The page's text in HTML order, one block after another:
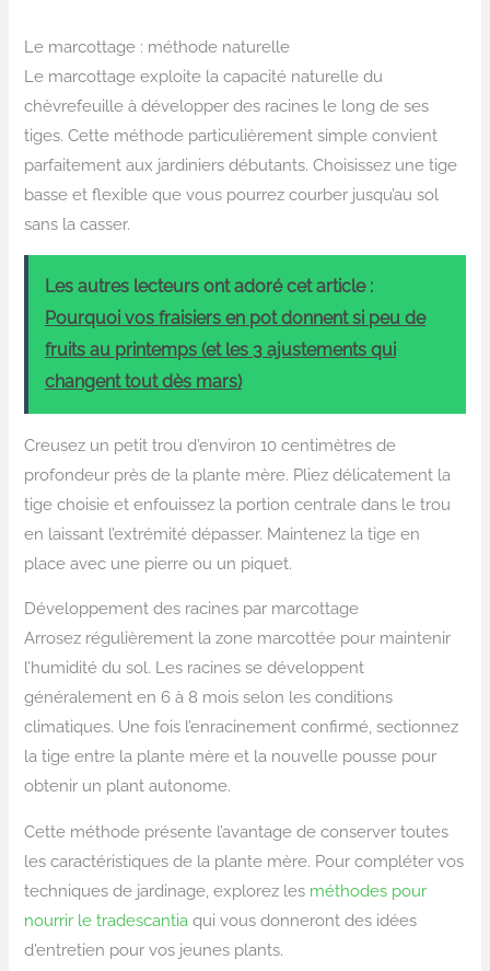
Le marcottage : méthode naturelle
Le marcottage exploite la capacité naturelle du
chèvrefeuille à développer des racines le long de ses
tiges. Cette méthode particulièrement simple convient
parfaitement aux jardiniers débutants. Choisissez une tige
basse et flexible que vous pourrez courber jusqu’au sol
sans la casser.
Les autres lecteurs ont adoré cet article :
Pourquoi vos fraisiers en pot donnent si peu de
fruits au printemps (et les 3 ajustements qui
changent tout dès mars)
Creusez un petit trou d’environ 10 centimètres de
profondeur près de la plante mère. Pliez délicatement la
tige choisie et enfouissez la portion centrale dans le trou
en laissant l’extrémité dépasser. Maintenez la tige en
place avec une pierre ou un piquet.
Développement des racines par marcottage
Arrosez régulièrement la zone marcottée pour maintenir
l’humidité du sol. Les racines se développent
généralement en 6 à 8 mois selon les conditions
climatiques. Une fois l’enracinement confirmé, sectionnez
la tige entre la plante mère et la nouvelle pousse pour
obtenir un plant autonome.
Cette méthode présente l’avantage de conserver toutes
les caractéristiques de la plante mère. Pour compléter vos
techniques de jardinage, explorez les méthodes pour
nourrir le tradescantia qui vous donneront des idées
d’entretien pour vos jeunes plants.